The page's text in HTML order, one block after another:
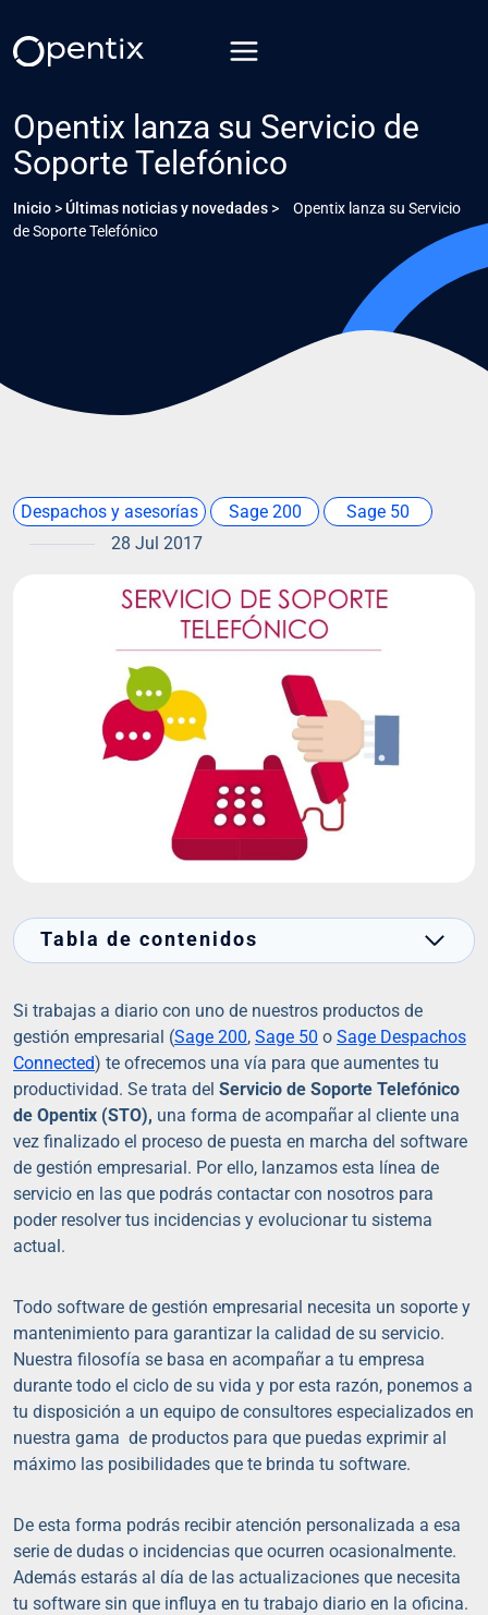
contenido
Opentix lanza su Servicio de
Soporte Telefónico
Inicio >Últimas noticias y novedades >
Opentix lanza su Servicio
de Soporte Telefónico
Despachos y asesorías Sage 200
Sage 50
28 Jul 2017
Tabla de contenidos
Si trabajas a diario con uno de nuestros productos de
gestión empresarial (Sage 200, Sage 50 o Sage Despachos
Connected) te ofrecemos una vía para que aumentes tu
productividad. Se trata del Servicio de Soporte Telefónico
de Opentix (STO), una forma de acompañar al cliente una
vez finalizado el proceso de puesta en marcha del software
de gestión empresarial. Por ello, lanzamos esta línea de
servicio en las que podrás contactar con nosotros para
poder resolver tus incidencias y evolucionar tu sistema
actual.
Todo software de gestión empresarial necesita un soporte y
mantenimiento para garantizar la calidad de su servicio.
Nuestra filosofía se basa en acompañar a tu empresa
durante todo el ciclo de su vida y por esta razón, ponemos a
tu disposición a un equipo de consultores especializados en
nuestra gama de productos para que puedas exprimir al
máximo las posibilidades que te brinda tu software.
De esta forma podrás recibir atención personalizada a esa
serie de dudas o incidencias que ocurren ocasionalmente.
Además estarás al día de las actualizaciones que necesita
tu software sin que influya en tu trabajo diario en la oficina.